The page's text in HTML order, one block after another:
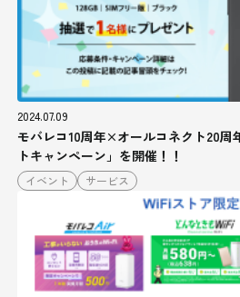
2024.07.09
モバレコ10周年×オールコネクト20周
トキャンペーン」を開催！！
イベント サービス